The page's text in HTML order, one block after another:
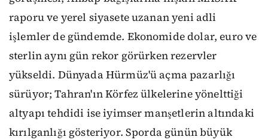
raporu ve yerel siyasete uzanan yeni adli
işlemler de gündemde. Ekonomide dolar, euro ve
sterlin aynı gün rekor görürken rezervler
yükseldi. Dünyada Hürmüz'ü açma pazarlığı
sürüyor; Tahran'ın Körfez ülkelerine yönelttiği
altyapı tehdidi ise iyimser manşetlerin altındaki
kırılganlığı gösteriyor. Sporda günün büyük